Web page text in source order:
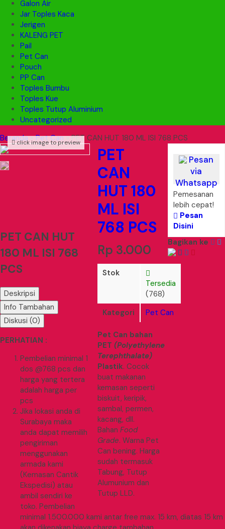
Galon Air
Jar Toples Kaca
Jerigen
KALENG PET
Pail
Pet Can
Pouch
PP Can
Toples Bumbu
Toples Kue
Toples Tutup Aluminium
Uncategorized
Beranda»Pet Can»PET CAN HUT 180 ML ISI 768 PCS
click image to preview
PET
CAN
HUT 180
ML ISI
768 PCS
Rp 3.000
Stok
Tersedia
(768)
Kategori
Pet Can
Pet Can bahan
PET(Polyethylene
Terephthalate)
Plastik. Cocok
buat makanan
kemasan seperti
biskuit, keripik,
sambal, permen,
kacang, dll.
BahanFood
Grade. Warna Pet
Can bening. Harga
sudah termasuk
Tabung, Tutup
Alumunium dan
Tutup LLD.
Pesan
via
Whatsapp
Pemesanan
lebih cepat!
Pesan
Disini
Bagikan ke
PET CAN HUT
180 ML ISI 768
PCS
Deskripsi
Info Tambahan
Diskusi (0)
PERHATIAN :
Pembelian minimal 1
dos @768 pcs dan
harga yang tertera
adalah harga per
pcs
Jika lokasi anda di
Surabaya maka
anda dapat memilih
pengiriman
menggunakan
armada kami
(Kemasan Cantik
Ekspedisi) atau
ambil sendiri ke
toko. Pembelian
minimal 1.500.000 kami antar free max. 15 km, diatas 15 km